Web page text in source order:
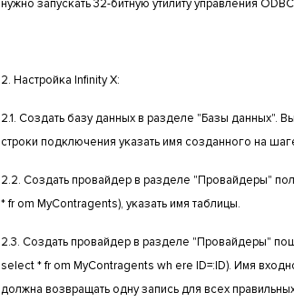
нужно запускать 32-битную утилиту управления
2. Настройка Infinity X:
2.1. Создать базу данных в разделе "Базы данных".
строки подключения указать имя созданного на
2.2. Создать провайдер в разделе "Провайдеры"
* fr om MyContragents), указать имя таблицы.
2.3. Создать провайдер в разделе "Провайдеры"
select * fr om MyContragents wh ere ID=:ID). Имя
должна возвращать одну запись для всех